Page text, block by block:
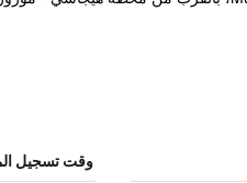
وقت تسجيل